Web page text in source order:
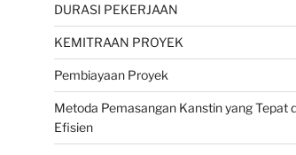
DURASI PEKERJAAN
KEMITRAAN PROYEK
Pembiayaan Proyek
Metoda Pemasangan Kanstin yang Tepat
Efisien